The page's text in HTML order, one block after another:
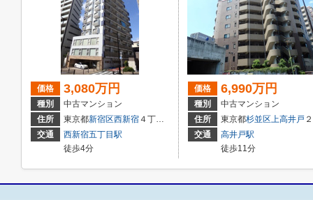
価格 3,080万円
種別
中古マンション
住所
東京都新宿区西新宿４丁目２１－１６
交通
西新宿五丁目駅
徒歩4分
価格 6,990万円
種別
中古マンション
住所
東京都杉並区 上高井戸 ２丁目2-34
交通
高井戸駅
徒歩11分